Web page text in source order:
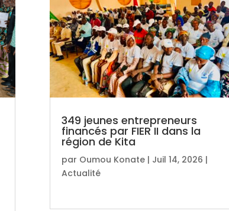
349 jeunes entrepreneurs
financés par FIER II dans la
région de Kita
par Oumou Konate| Juil 14, 2026 |
Actualité